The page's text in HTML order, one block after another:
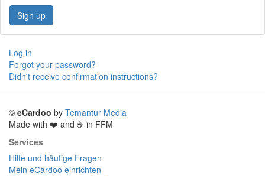
Log in
Forgot your password?
Didn't receive confirmation instructions?
© eCardoo by Temantur Media
Made with ❤️ and ☕ in FFM
Services
Hilfe und häufige Fragen
Mein eCardoo einrichten